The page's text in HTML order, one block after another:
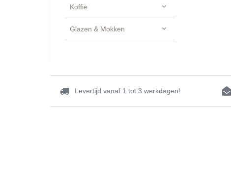
Koffie
Glazen & Mokken
Levertijd vanaf 1 tot 3 werkdagen!